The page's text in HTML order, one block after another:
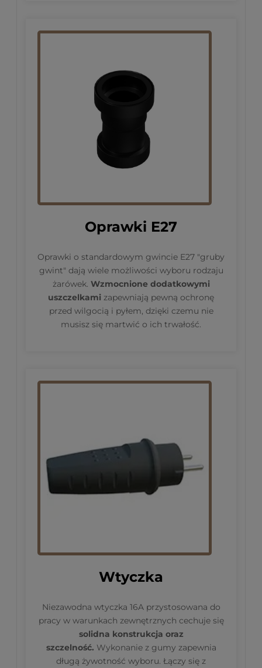
Oprawki E27
Oprawki o standardowym gwincie E27 "gruby
gwint" dają wiele możliwości wyboru rodzaju
żarówek. Wzmocnione dodatkowymi
uszczelkami zapewniają pewną ochronę
przed wilgocią i pyłem, dzięki czemu nie
musisz się martwić o ich trwałość.
Wtyczka
Niezawodna wtyczka 16A przystosowana do
pracy w warunkach zewnętrznych cechuje się
solidna konstrukcja oraz
szczelność. Wykonanie z gumy zapewnia
długą żywotność wyboru. Łączy się z